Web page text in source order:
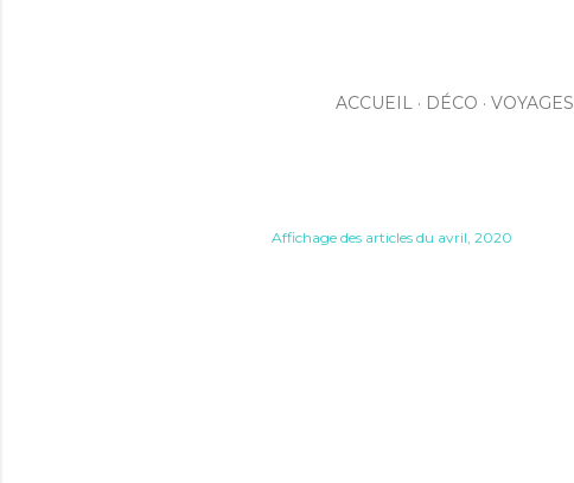
ACCUEIL DÉCO VOYAGES
Affichage des articles du avril, 2020